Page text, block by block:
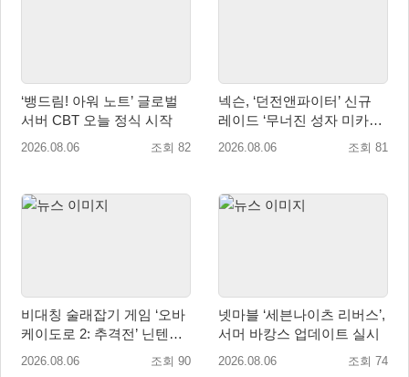
‘뱅드림! 아워 노트’ 글로벌
서버 CBT 오늘 정식 시작
2026.08.06 조회 82
넥슨, ‘던전앤파이터’ 신규
레이드 ‘무너진 성자 미카엘
라’ 업데이트!
2026.08.06 조회 81
비대칭 술래잡기 게임 ‘오바
케이도로 2: 추격전’ 닌텐도
eShop 출시
2026.08.06 조회 90
넷마블 ‘세븐나이츠 리버스’,
서머 바캉스 업데이트 실시
2026.08.06 조회 74